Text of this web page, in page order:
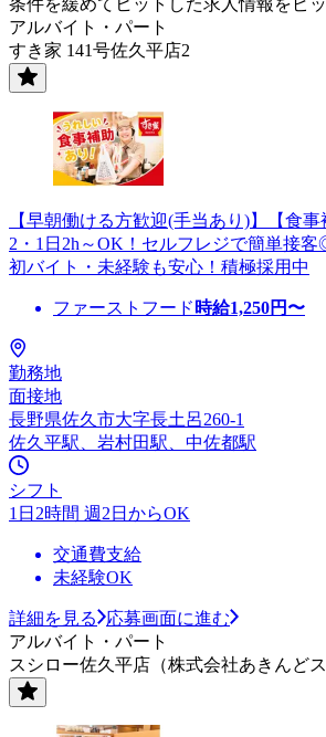
アルバイト・パート
すき家 141号佐久平店2
【早朝働ける方歓迎(手当あり)】【食
2・1日2h～OK！セルフレジで簡単接
初バイト・未経験も安心！積極採用中
ファーストフード 時給1,250円〜
勤務地
面接地
長野県佐久市大字長土呂260-1
佐久平駅、岩村田駅、中佐都駅
シフト
1日2時間 週2日からOK
交通費支給
未経験OK
詳細を見る
応募画面に進む
アルバイト・パート
スシロー佐久平店（株式会社あきんどス